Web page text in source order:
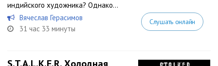
индийского художника? Однако...
Вячеслав Герасимов
31 час 33 минуты
Слушать онлайн